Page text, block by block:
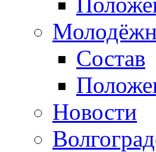
Состав
Новости